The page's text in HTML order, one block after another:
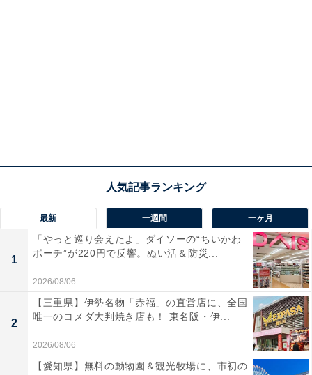
最新 一週間 一ヶ月
1
「やっと巡り会えたよ」ダイソーの“ちいかわ
ポーチ”が220円で反響。ぬい活＆防災...
2026/08/06
2
【三重県】伊勢名物「赤福」の直営店に、全国
唯一のコメダ大判焼き店も！ 東名阪・伊...
2026/08/06
【愛知県】無料の動物園＆観光牧場に、市初の